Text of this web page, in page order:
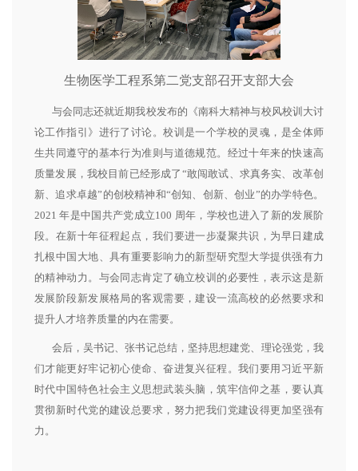
生物医学工程系第二党支部召开支部大会
与会同志还就近期我校发布的《南科大精神与校风校训大讨
论工作指引》进行了讨论。校训是一个学校的灵魂，是全体师
生共同遵守的基本行为准则与道德规范。经过十年来的快速高
质量发展，我校目前已经形成了“敢闯敢试、求真务实、改革创
新、追求卓越”的创校精神和“创知、创新、创业”的办学特色。
2021 年是中国共产党成立100 周年，学校也进入了新的发展阶
段。在新十年征程起点，我们要进一步凝聚共识，为早日建成
扎根中国大地、具有重要影响力的新型研究型大学提供强有力
的精神动力。与会同志肯定了确立校训的必要性，表示这是新
发展阶段新发展格局的客观需要，建设一流高校的必然要求和
提升人才培养质量的内在需要。
会后，吴书记、张书记总结，坚持思想建党、理论强党，我
们才能更好牢记初心使命、奋进复兴征程。我们要用习近平新
时代中国特色社会主义思想武装头脑，筑牢信仰之基，要认真
贯彻新时代党的建设总要求，努力把我们党建设得更加坚强有
力。